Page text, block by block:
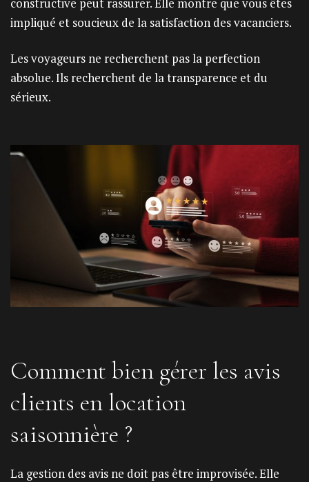
impliqué et soucieux de la satisfaction des vacanciers.
Les voyageurs ne recherchent pas la perfection
absolue. Ils recherchent de la transparence et du
sérieux.
Comment bien gérer les avis
clients en location
saisonnière ?
La gestion des avis ne doit pas être improvisée. Elle